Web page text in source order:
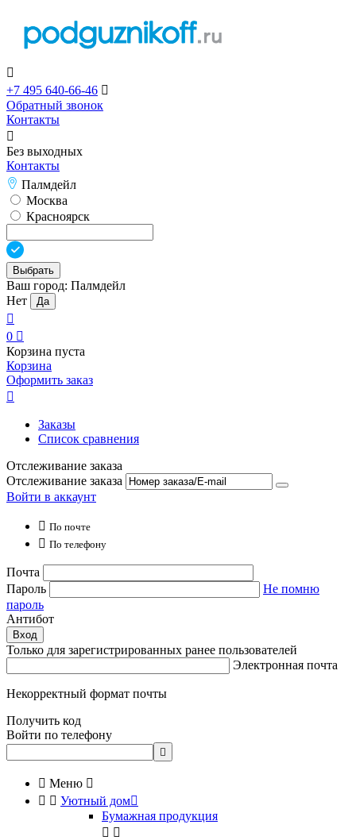

+7 495 640-66-46 
Обратный звонок
Контакты

Без выходных
Контакты
Палмдейл
Москва
Красноярск
Выбрать
Ваш город: Палмдейл
Нет
Да

0 
Корзина пуста
Корзина
Оформить заказ

Заказы
Список сравнения
Отслеживание заказа
Отслеживание заказа
Войти в аккаунт
 По почте
 По телефону
Почта
Пароль
Не помню
пароль
Антибот
Вход
Только для зарегистрированных ранее пользователей
Электронная почта
Некорректный формат почты
Получить код
Войти по телефону

 Меню 
  Уютный дом
Бумажная продукция
 